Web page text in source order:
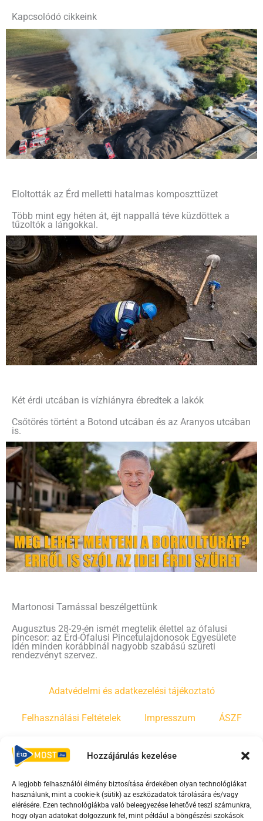
Hozzájárulás kezelése
A legjobb felhasználói élmény biztosítása érdekében olyan technológiákat
használunk, mint a cookie-k (sütik) az eszközadatok tárolására és/vagy
elérésére. Ezen technológiákba való beleegyezése lehetővé teszi számunkra,
hogy olyan adatokat dolgozzunk fel, mint például a böngészési szokások
Kapcsolódó cikkeink
Eloltották az Érd melletti hatalmas komposzttüzet
Több mint egy héten át, éjt nappallá téve küzdöttek a
tűzoltók a lángokkal.
Két érdi utcában is vízhiányra ébredtek a lakók
Csőtörés történt a Botond utcában és az Aranyos utcában
is.
Martonosi Tamással beszélgettünk
Augusztus 28-29-én ismét megtelik élettel az ófalusi
pincesor: az Érd-Ófalusi Pincetulajdonosok Egyesülete
idén minden korábbinál nagyobb szabású szüreti
rendezvényt szervez.
Adatvédelmi és adatkezelési tájékoztató
Felhasználási Feltételek Impresszum ÁSZF
F
a
Y
o
T
i